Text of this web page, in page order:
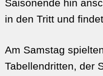
Saisonende hin
in den Tritt und
Am Samstag
Tabellendritten, der